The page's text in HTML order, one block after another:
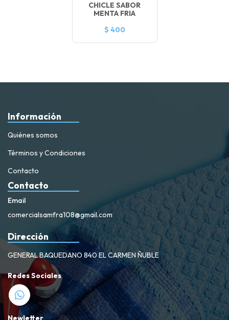
CHICLE SABOR
MENTA FRIA
$ 400
Información
Quiénes somos
Términos y Condiciones
Contacto
Contacto
Email
comercialsamfra108@gmail.com
Dirección
GENERAL BAQUEDANO 840 EL CARMEN ÑUBLE
Redes Sociales
Newletter